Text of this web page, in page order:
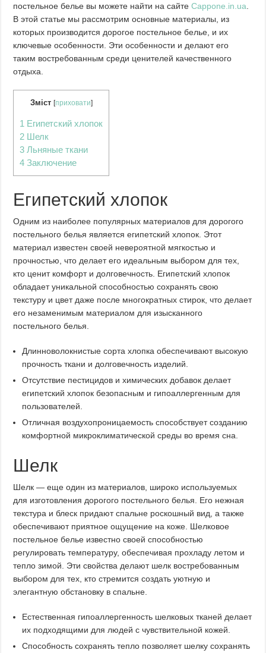
постельное белье вы можете найти на сайтеCappone.in.ua
В этой статье мы рассмотрим основные материалы, из
которых производится дорогое постельное белье, и их
ключевые особенности. Эти особенности и делают его
таким востребованным среди ценителей качественного
отдыха.
Зміст [приховати]
1 Египетский хлопок
2 Шелк
3 Льняные ткани
4 Заключение
Египетский хлопок
Одним из наиболее популярных материалов для дорогого
постельного белья является египетский хлопок. Этот
материал известен своей невероятной мягкостью и
прочностью, что делает его идеальным выбором для тех,
кто ценит комфорт и долговечность. Египетский хлопок
обладает уникальной способностью сохранять свою
текстуру и цвет даже после многократных стирок, что делает
его незаменимым материалом для изысканного
постельного белья.
Длинноволокнистые сорта хлопка обеспечивают высокую
прочность ткани и долговечность изделий.
Отсутствие пестицидов и химических добавок делает
египетский хлопок безопасным и гипоаллергенным для
пользователей.
Отличная воздухопроницаемость способствует созданию
комфортной микроклиматической среды во время сна.
Шелк
Шелк — еще один из материалов, широко используемых
для изготовления дорогого постельного белья. Его нежная
текстура и блеск придают спальне роскошный вид, а также
обеспечивают приятное ощущение на коже. Шелковое
постельное белье известно своей способностью
регулировать температуру, обеспечивая прохладу летом и
тепло зимой. Эти свойства делают шелк востребованным
выбором для тех, кто стремится создать уютную и
элегантную обстановку в спальне.
Естественная гипоаллергенность шелковых тканей делает
их подходящими для людей с чувствительной кожей.
Способность сохранять тепло позволяет шелку сохранять